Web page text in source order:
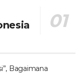
Bagaimana